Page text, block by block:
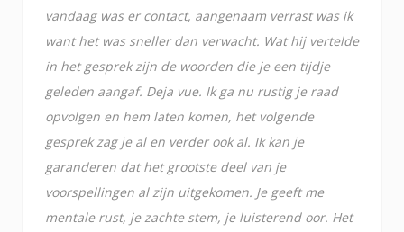
vandaag was er contact, aangenaam verrast was ik
want het was sneller dan verwacht. Wat hij vertelde
in het gesprek zijn de woorden die je een tijdje
geleden aangaf. Deja vue. Ik ga nu rustig je raad
opvolgen en hem laten komen, het volgende
gesprek zag je al en verder ook al. Ik kan je
garanderen dat het grootste deel van je
voorspellingen al zijn uitgekomen. Je geeft me
mentale rust, je zachte stem, je luisterend oor. Het